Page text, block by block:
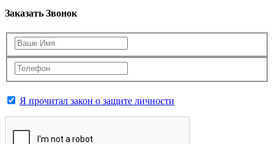
Заказать Звонок
Я прочитал закон о защите личности